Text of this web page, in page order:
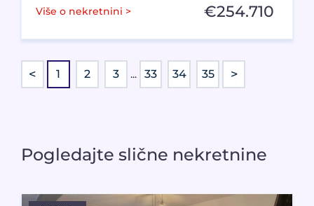
Više o nekretnini > €254.710
< 1 2 3 ... 33 34 35 >
Pogledajte slične nekretnine